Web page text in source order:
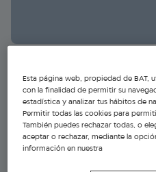
Descubre por qué la
Conoce los modos Standard y
experiencia.
Leer más
Esta página web, propiedad de BAT,
con la finalidad de permitir su
estadística y analizar tus hábitos de
Permitir todas las cookies para
También puedes rechazar todas, o
aceptar o rechazar, mediante la
información en nuestra